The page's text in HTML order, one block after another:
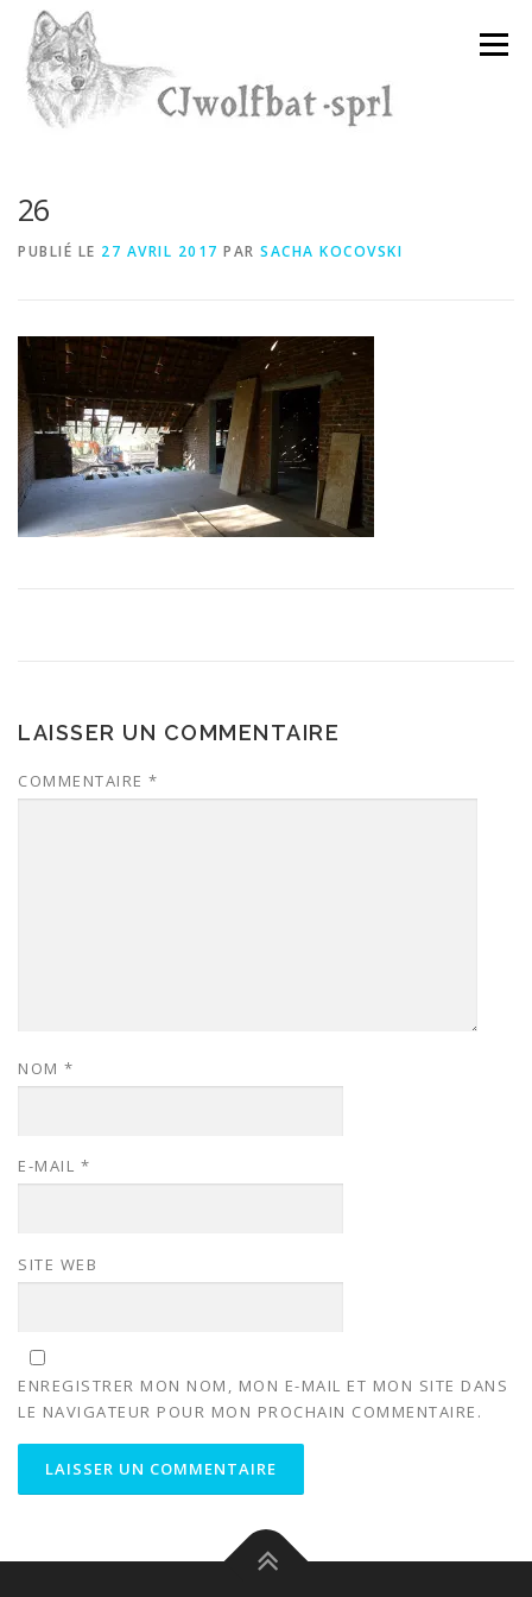
contenu
Menu
26
PUBLIÉ LE 27 AVRIL 2017 PAR SACHA KOCOVSKI
LAISSER UN COMMENTAIRE
COMMENTAIRE *
NOM *
E-MAIL *
SITE WEB
ENREGISTRER MON NOM, MON E-MAIL ET MON SITE DANS
LE NAVIGATEUR POUR MON PROCHAIN COMMENTAIRE.